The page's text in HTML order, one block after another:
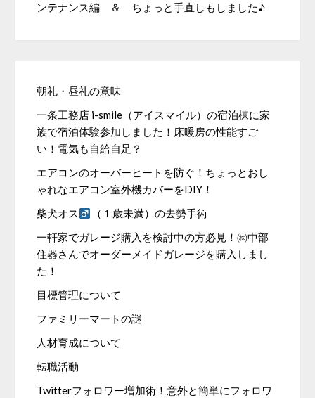
ンテナンス編 ＆ ちょっと手直しもしました♪
朝礼・昼礼の意味
一条工務店 i-smile（アイスマイル）の宿泊棟に家
族で宿泊体験参加しました！床暖房の性能すご
い！電気も自給自足？
エアコンのオーバーヒートを防ぐ！ちょっとおし
ゃれなエアコン室外機カバーをDIY！
柴犬オス
（１歳未満）の去勢手術
一軒家でガレージ購入を検討中の方必見！㈱中部
住器さんでオーダーメイドガレージを購入しまし
た！
目標管理について
ファミリーマートの謎
人材育成について
転職活動
Twitterフォロワー増加術！意外と簡単にフォロワ